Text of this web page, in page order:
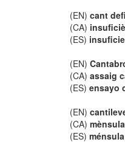
(EN)cant
(CA)
(ES)
(EN)
(CA)assaig
(ES)ensayo
(EN)
(CA)mènsula
(ES)ménsula